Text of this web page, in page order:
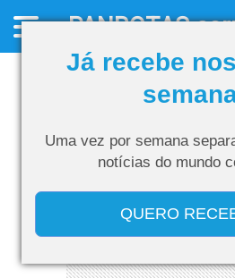
Já recebe
Uma vez por semana
notícias do mundo
QUERO
PANROTAS